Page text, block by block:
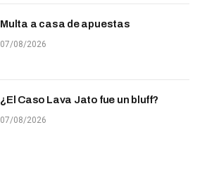
Multa a casa de apuestas
07/08/2026
¿El Caso Lava Jato fue un bluff?
07/08/2026